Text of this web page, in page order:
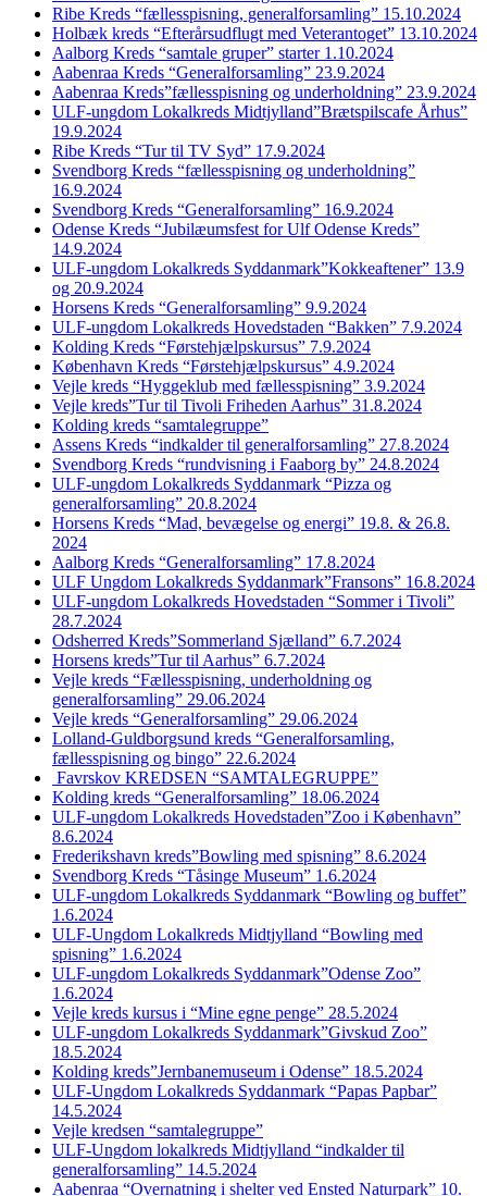
Ribe Kreds “fællesspisning, generalforsamling” 15.10.2024
Holbæk kreds “Efterårsudflugt med Veterantoget” 13.10.2024
Aalborg Kreds “samtale gruper” starter 1.10.2024
Aabenraa Kreds “Generalforsamling” 23.9.2024
Aabenraa Kreds”fællesspisning og underholdning” 23.9.2024
ULF-ungdom Lokalkreds Midtjylland”Brætspilscafe Århus”
19.9.2024
Ribe Kreds “Tur til TV Syd” 17.9.2024
Svendborg Kreds “fællesspisning og underholdning”
16.9.2024
Svendborg Kreds “Generalforsamling” 16.9.2024
Odense Kreds “Jubilæumsfest for Ulf Odense Kreds”
14.9.2024
ULF-ungdom Lokalkreds Syddanmark”Kokkeaftener” 13.9
og 20.9.2024
Horsens Kreds “Generalforsamling” 9.9.2024
ULF-ungdom Lokalkreds Hovedstaden “Bakken” 7.9.2024
Kolding Kreds “Førstehjælpskursus” 7.9.2024
København Kreds “Førstehjælpskursus” 4.9.2024
Vejle kreds “Hyggeklub med fællesspisning” 3.9.2024
Vejle kreds”Tur til Tivoli Friheden Aarhus” 31.8.2024
Kolding kreds “samtalegruppe”
Assens Kreds “indkalder til generalforsamling” 27.8.2024
Svendborg Kreds “rundvisning i Faaborg by” 24.8.2024
ULF-ungdom Lokalkreds Syddanmark “Pizza og
generalforsamling” 20.8.2024
Horsens Kreds “Mad, bevægelse og energi” 19.8. & 26.8.
2024
Aalborg Kreds “Generalforsamling” 17.8.2024
ULF Ungdom Lokalkreds Syddanmark”Fransons” 16.8.2024
ULF-ungdom Lokalkreds Hovedstaden “Sommer i Tivoli”
28.7.2024
Odsherred Kreds”Sommerland Sjælland” 6.7.2024
Horsens kreds”Tur til Aarhus” 6.7.2024
Vejle kreds “Fællesspisning, underholdning og
generalforsamling” 29.06.2024
Vejle kreds “Generalforsamling” 29.06.2024
Lolland-Guldborgsund kreds “Generalforsamling,
fællesspisning og bingo” 22.6.2024
Favrskov KREDSEN “SAMTALEGRUPPE”
Kolding kreds “Generalforsamling” 18.06.2024
ULF-ungdom Lokalkreds Hovedstaden”Zoo i København”
8.6.2024
Frederikshavn kreds”Bowling med spisning” 8.6.2024
Svendborg Kreds “Tåsinge Museum” 1.6.2024
ULF-ungdom Lokalkreds Syddanmark “Bowling og buffet”
1.6.2024
ULF-Ungdom Lokalkreds Midtjylland “Bowling med
spisning” 1.6.2024
ULF-ungdom Lokalkreds Syddanmark”Odense Zoo”
1.6.2024
Vejle kreds kursus i “Mine egne penge” 28.5.2024
ULF-ungdom Lokalkreds Syddanmark”Givskud Zoo”
18.5.2024
Kolding kreds”Jernbanemuseum i Odense” 18.5.2024
ULF-Ungdom Lokalkreds Syddanmark “Papas Papbar”
14.5.2024
Vejle kredsen “samtalegruppe”
ULF-Ungdom lokalkreds Midtjylland “indkalder til
generalforsamling” 14.5.2024
Aabenraa “Overnatning i shelter ved Ensted Naturpark” 10.